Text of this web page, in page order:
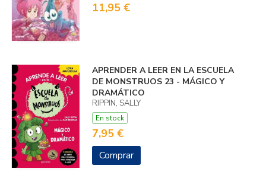
11,95 €
APRENDER A LEER EN LA ESCUELA
DE MONSTRUOS 23 - MÁGICO Y
DRAMÁTICO
RIPPIN, SALLY
En stock
7,95 €
Comprar